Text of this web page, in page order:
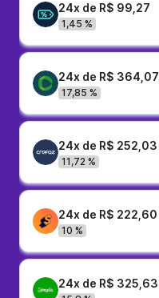
24x de R$ 99,27
1,45 %
24x de R$ 364,07
17,85 %
24x de R$ 252,03
11,72 %
24x de R$ 222,60
10 %
24x de R$ 325,63